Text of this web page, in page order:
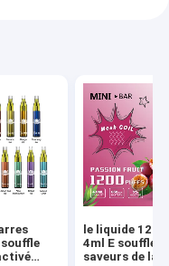
le liquide 1200
4ml E souffle
saveurs de la